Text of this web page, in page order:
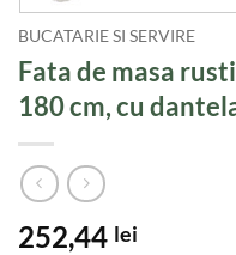
BUCATARIE SI SERVIRE
Fata de masa
180 cm, cu
252,44 lei